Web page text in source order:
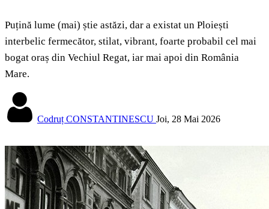
Puțină lume (mai) știe astăzi, dar a existat un Ploiești
interbelic fermecător, stilat, vibrant, foarte probabil cel mai
bogat oraș din Vechiul Regat, iar mai apoi din România
Mare.
Codruț CONSTANTINESCU Joi, 28 Mai 2026